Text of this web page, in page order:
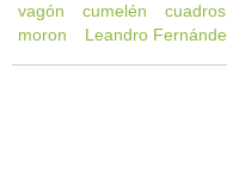
vagón
cumelén cuadros
moron
Leandro